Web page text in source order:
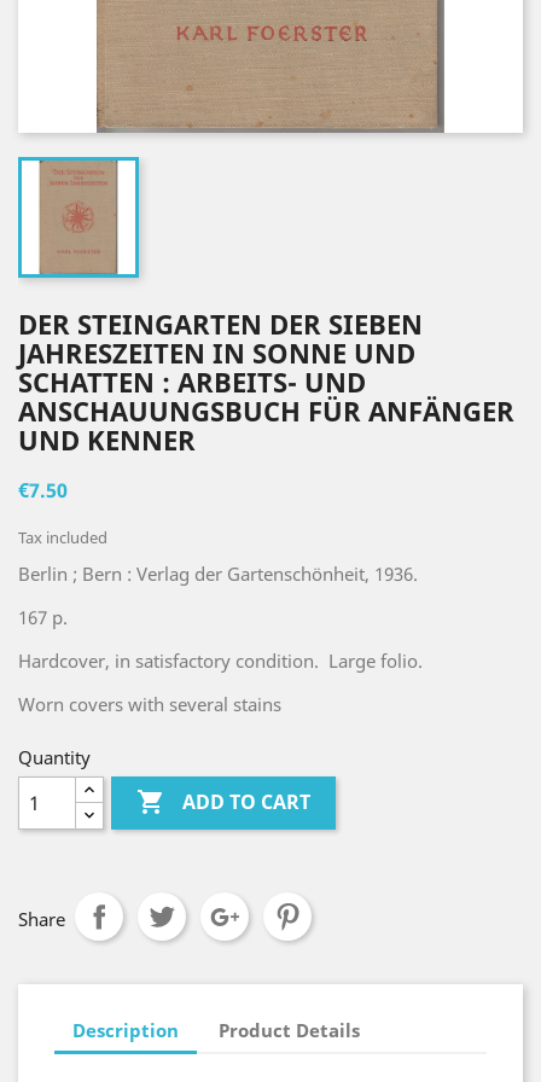
DER STEINGARTEN DER SIEBEN
JAHRESZEITEN IN SONNE UND
SCHATTEN : ARBEITS- UND
ANSCHAUUNGSBUCH FÜR ANFÄNGER
UND KENNER
€7.50
Tax included
Berlin ; Bern : Verlag der Gartenschönheit, 1936.
167 p.
Hardcover, in satisfactory condition. Large folio.
Worn covers with several stains
Quantity
 ADD TO CART
Share
Description Product Details